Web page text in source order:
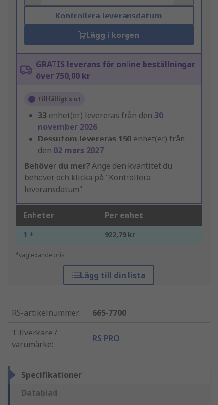
Kontrollera leveransdatum
Lägg i korgen
GRATIS leverans för online beställningar
över 750,00 kr
Tillfälligt slut
33 enhet(er) levereras från den 30
november 2026
Dessutom levereras 150 enhet(er) från
den 02 mars 2027
Behöver du mer? Ange den kvantitet du
behöver och klicka på "Kontrollera
leveransdatum"
Enheter Per enhet
1 + 922,79 kr
*vägledande pris
Lägg till din lista
RS-artikelnummer:
665-7700
Tillverkare /
varumärke:
RS PRO
Specifikationer
Datablad